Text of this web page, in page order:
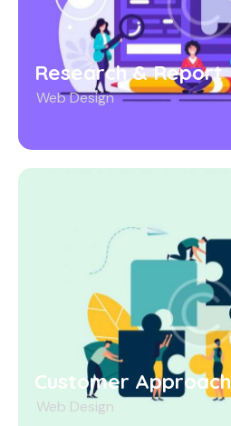
Research & Report
Web Design
Customer Approach
Web Design